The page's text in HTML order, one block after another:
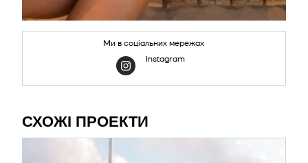
Ми в соціальних мережах
Instagram
СХОЖІ ПРОЕКТИ